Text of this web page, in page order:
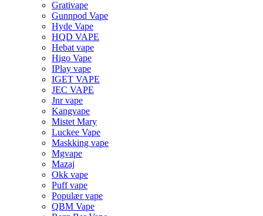
Grativape
Gunnpod Vape
Hyde Vape
HQD VAPE
Hebat vape
Higo Vape
IPlay vape
IGET VAPE
JEC VAPE
Jnr vape
Kangvape
Mistet Mary
Luckee Vape
Maskking vape
Mgvape
Mazaj
Okk vape
Puff vape
Populær vape
QBM Vape